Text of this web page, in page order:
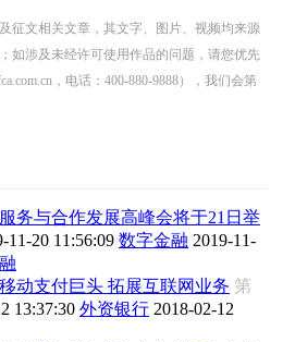
征文相关文章，其文字、图片、视频均来源
如涉及未经许可使用作品的问题，请您优先
，电话：400-880-9888），我们会第
务与合作发展高峰会将于21日举
11-20 11:56:09 数字金融 2019-11-
动支付巨头 拓展互联网业务 第
13:37:30 外资银行 2018-02-12